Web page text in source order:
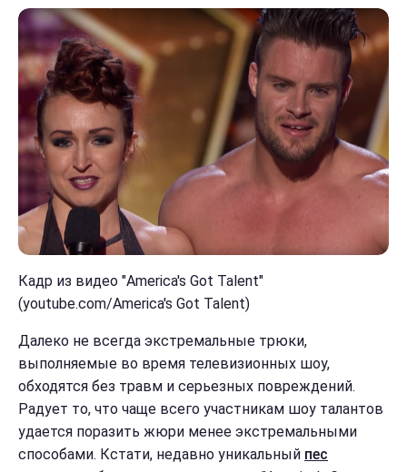
Кадр из видео "America's Got Talent"
(youtube.com/America's Got Talent)
Далеко не всегда экстремальные трюки,
выполняемые во время телевизионных шоу,
обходятся без травм и серьезных повреждений.
Радует то, что чаще всего участникам шоу талантов
удается поразить жюри менее экстремальными
способами. Кстати, недавно уникальный пес